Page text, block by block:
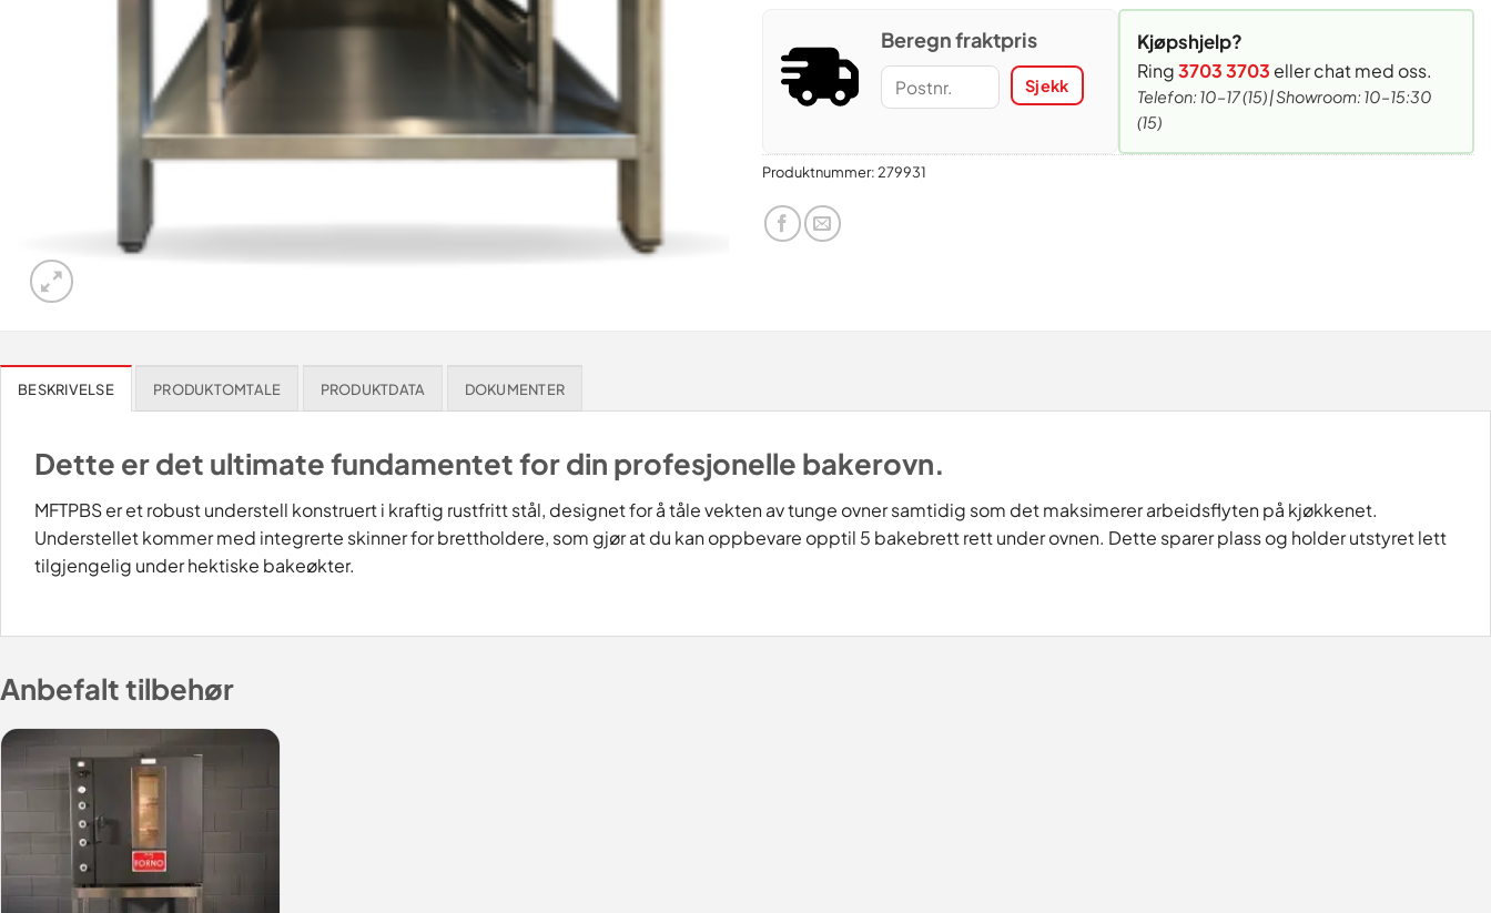
Beregn fraktpris
Sjekk
Kjøpshjelp?
Ring3703 3703 eller chat med oss.
Telefon: 10–17 (15) | Showroom: 10–15:30
(15)
Produktnummer:279931
BESKRIVELSE PRODUKTOMTALE PRODUKTDATA DOKUMENTER
Dette er det ultimate fundamentet for din profesjonelle bakerovn.
MFTPBS er et robust understell konstruert i kraftig rustfritt stål, designet for å tåle vekten av tunge ovner samtidig som det maksimerer arbeidsflyten på kjøkkenet.
Understellet kommer med integrerte skinner for brettholdere, som gjør at du kan oppbevare opptil 5 bakebrett rett under ovnen. Dette sparer plass og holder utstyret lett
tilgjengelig under hektiske bakeøkter.
Anbefalt tilbehør